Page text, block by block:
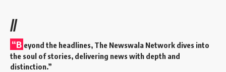
//
“B eyond the headlines, The Newswala Network dives into
the soul of stories, delivering news with depth and
distinction.”